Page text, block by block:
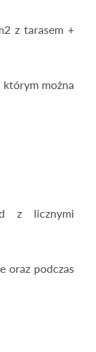
z tarasem +
którym można
z licznymi
oraz podczas